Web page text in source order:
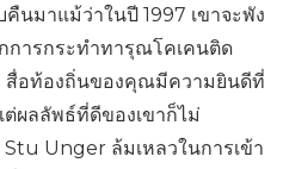
นมาแม้ว่าในปี 1997 เขาจะพัง
การกระทำทารุณโคเคนติด
สื่อท้องถิ่นของคุณมีความยินดีที่
ต่ผลลัพธ์ที่ดีของเขาก็ไม่
Unger ล้มเหลวในการเข้า